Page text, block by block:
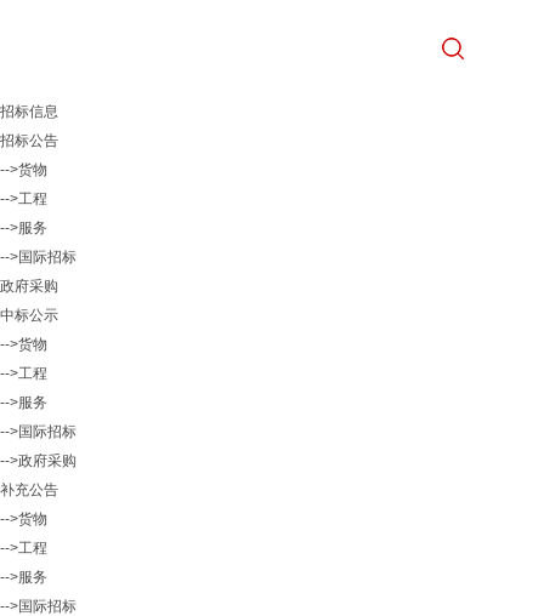
招标信息
招标公告
-->货物
-->工程
-->服务
-->国际招标
政府采购
中标公示
-->货物
-->工程
-->服务
-->国际招标
-->政府采购
补充公告
-->货物
-->工程
-->服务
-->国际招标